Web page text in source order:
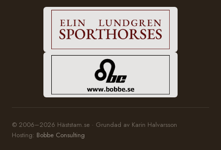
© 2006–2026 Häststam.se · Grundad av Karin Halvarsson
Hosting: Bobbe Consulting